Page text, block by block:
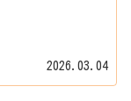
2026.03.04